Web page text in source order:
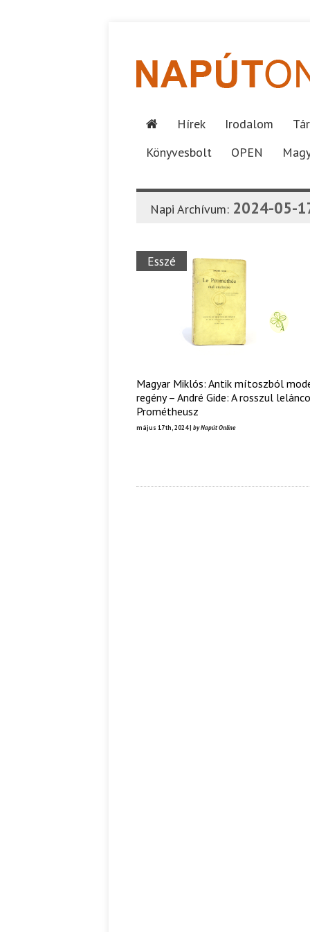
Hírek Irodalom
Könyvesbolt
OPEN
Napi Archívum: 2024-05-
Esszé
Magyar Miklós: Antik mítoszból
regény – André Gide: A rosszul
Prométheusz
május 17th, 2024 | by Napút Online